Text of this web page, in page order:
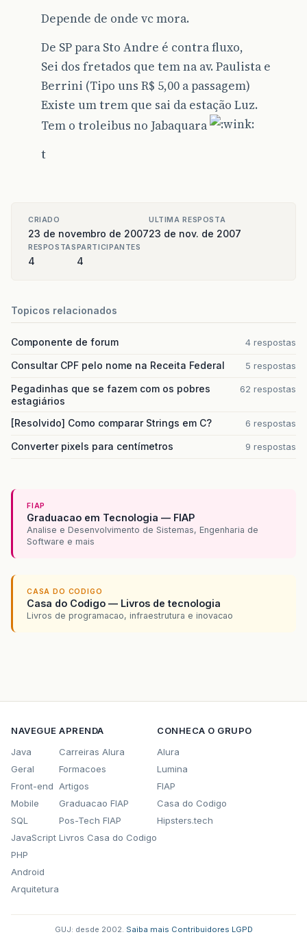
Depende de onde vc mora.
De SP para Sto Andre é contra fluxo,
Sei dos fretados que tem na av. Paulista e
Berrini (Tipo uns R$ 5,00 a passagem)
Existe um trem que sai da estação Luz.
Tem o troleibus no Jabaquara
t
CRIADO
23 de novembro de 2007
ULTIMA RESPOSTA
23 de nov. de 2007
RESPOSTAS
4
PARTICIPANTES
4
Topicos relacionados
Componente de forum 4 respostas
Consultar CPF pelo nome na Receita Federal 5 respostas
Pegadinhas que se fazem com os pobres
estagiários
62 respostas
[Resolvido] Como comparar Strings em C? 6 respostas
Converter pixels para centímetros 9 respostas
FIAP
Graduacao em Tecnologia — FIAP
Analise e Desenvolvimento de Sistemas, Engenharia de
Software e mais
CASA DO CODIGO
Casa do Codigo — Livros de tecnologia
Livros de programacao, infraestrutura e inovacao
NAVEGUE
Java
Geral
Front-end
Mobile
SQL
JavaScript
PHP
Android
Arquitetura
APRENDA
Carreiras Alura
Formacoes
Artigos
Graduacao FIAP
Pos-Tech FIAP
Livros Casa do Codigo
CONHECA O GRUPO
Alura
Lumina
FIAP
Casa do Codigo
Hipsters.tech
GUJ: desde 2002. Saiba mais Contribuidores LGPD